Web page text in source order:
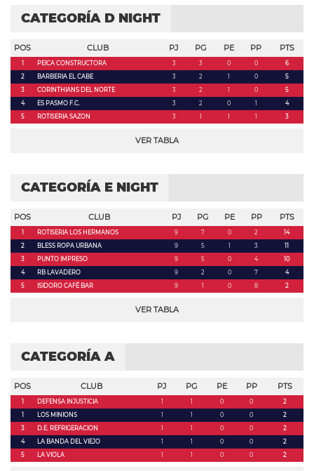
CATEGORÍA D NIGHT
POS CLUB PJ PG PE PP PTS
1 PEICA CONSTRUCTORA 3 3 0 0
6
2
BARBERIA EL CABE 3 2 1 0
5
3
CORINTHIANS DEL NORTE 3 2 1 0
5
4
ES PASMO F.C. 3 2 0 1
4
5
ROTISERIA SAZON 3 1 1 1 3
VER TABLA
CATEGORÍA E NIGHT
POS CLUB PJ PG PE PP PTS
1 ROTISERIA LOS HERMANOS 9 7 0 2
14
2
BLESS ROPA URBANA 9 5 1 3
11
3
PUNTO IMPRESO 9 5 0 4
10
4
RB LAVADERO 9 2 0 7
4
5
ISIDORO CAFÉ BAR 9 1 0 8 2
VER TABLA
CATEGORÍA A
POS CLUB PJ PG PE PP PTS
1 DEFENSA INJUSTICIA 1 1 0 0
2
1
LOS MINIONS 1 1 0 0
2
3
D.E. REFRIGERACION 1 1 0 0
2
4
LA BANDA DEL VIEJO 1 1 0 0
2
5
LA VIOLA 1 1 0 0 2